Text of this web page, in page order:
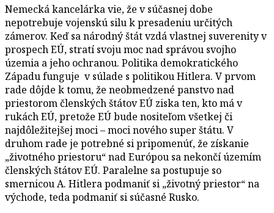
Nemecká kancelárka vie, že v súčasnej dobe
nepotrebuje vojenskú silu k presadeniu určitých
zámerov. Keď sa národný štát vzdá vlastnej suverenity v
prospech EÚ, stratí svoju moc nad správou svojho
územia a jeho ochranou. Politika demokratického
Západu funguje v súlade s politikou Hitlera. V prvom
rade dôjde k tomu, že neobmedzené panstvo nad
priestorom členských štátov EÚ ziska ten, kto má v
rukách EÚ, pretože EÚ bude nositeľom všetkej či
najdôležitejšej moci – moci nového super štátu. V
druhom rade je potrebné si pripomenúť, že získanie
„životného priestoru“ nad Európou sa nekončí územím
členských štátov EÚ. Paralelne sa postupuje so
smernicou A. Hitlera podmaniť si „životný priestor“ na
východe, teda podmaniť si súčasné Rusko.